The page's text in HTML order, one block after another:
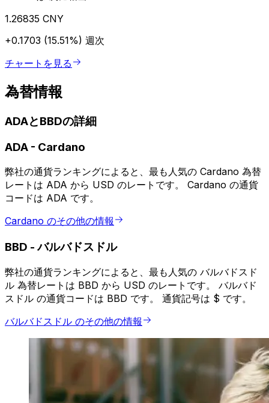
1.26835 CNY
+0.1703 (15.51%) 週次
チャートを見る
為替情報
ADAとBBDの詳細
ADA - Cardano
弊社の通貨ランキングによると、最も人気の Cardano 為替
レートは ADA から USD のレートです。 Cardano の通貨
コードは ADA です。
Cardano のその他の情報
BBD -バルバドスドル
弊社の通貨ランキングによると、最も人気の バルバドスド
ル 為替レートは BBD から USD のレートです。 バルバド
スドル の通貨コードは BBD です。 通貨記号は $ です。
バルバドスドル のその他の情報